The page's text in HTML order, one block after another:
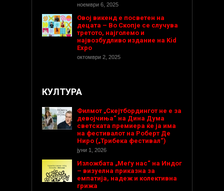
ноември 6, 2025
Овој викенд е посветен на
децата – Во Скопје се случува
третото, најголемо и
највозбудливо издание на Kid
Expo
октомври 2, 2025
КУЛТУРА
Филмот „Скејтбордингот не е за
девојчиња“ на Дина Дума
светската премиера ќе ја има
на фестивалот на Роберт Де
Ниро („Трибека фестивал“)
јуни 1, 2026
Изложбата „Меѓу нас“ на Индог
– визуелна приказна за
емпатија, надеж и колективна
грижа